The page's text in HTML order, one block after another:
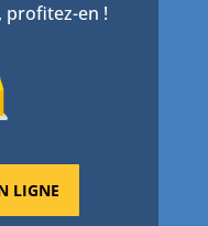
en !
LIGNE